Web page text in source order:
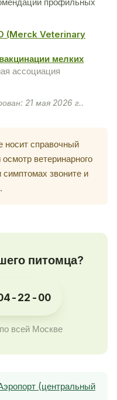
(Merck Veterinary
мелких
ассоциация
21 мая 2026 г..
носит справочный
ветеринарного
звоните и
питомца?
22-00
всей Москве
(центральный